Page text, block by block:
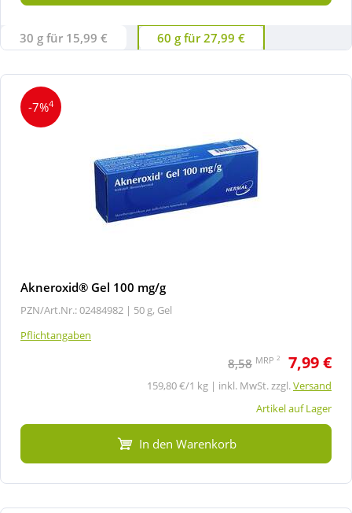
30 g für 15,99 € 60 g für 27,99 €
-7%4
Akneroxid® Gel 100 mg/g
PZN/Art.Nr.: 02484982 | 50 g, Gel
Pflichtangaben
8,58 MRP 2 7,99 €
159,80 €/1 kg | inkl. MwSt. zzgl.Versand
Artikel auf Lager
In den Warenkorb